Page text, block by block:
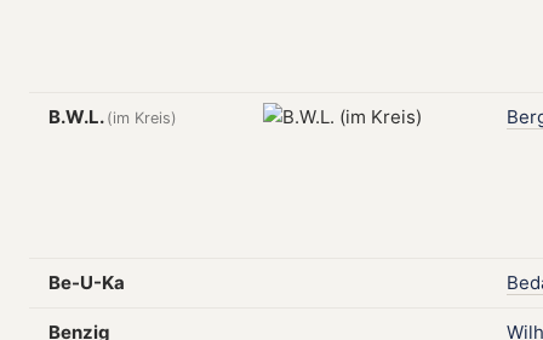
B.W.L. (im Kreis)
Be-U-Ka
Benzig